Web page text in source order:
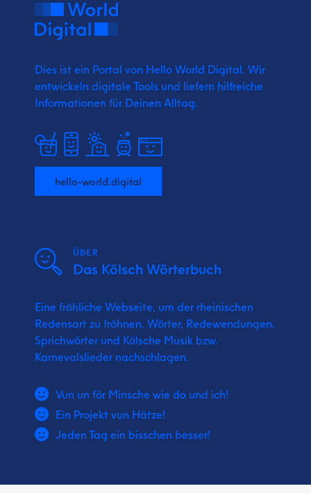
Dies ist ein Portal von Hello World Digital. Wir
entwickeln digitale Tools und liefern hilfreiche
Informationen für Deinen Alltag.
hello-world.digital
ÜBER
Das Kölsch Wörterbuch
Eine fröhliche Webseite, um der rheinischen
Redensart zu fröhnen. Wörter, Redewendungen,
Sprichwörter und Kölsche Musik bzw.
Karnevalslieder nachschlagen.
Vun un för Minsche wie do und ich!
Ein Projekt vun Hätze!
Jeden Tag ein bisschen besser!